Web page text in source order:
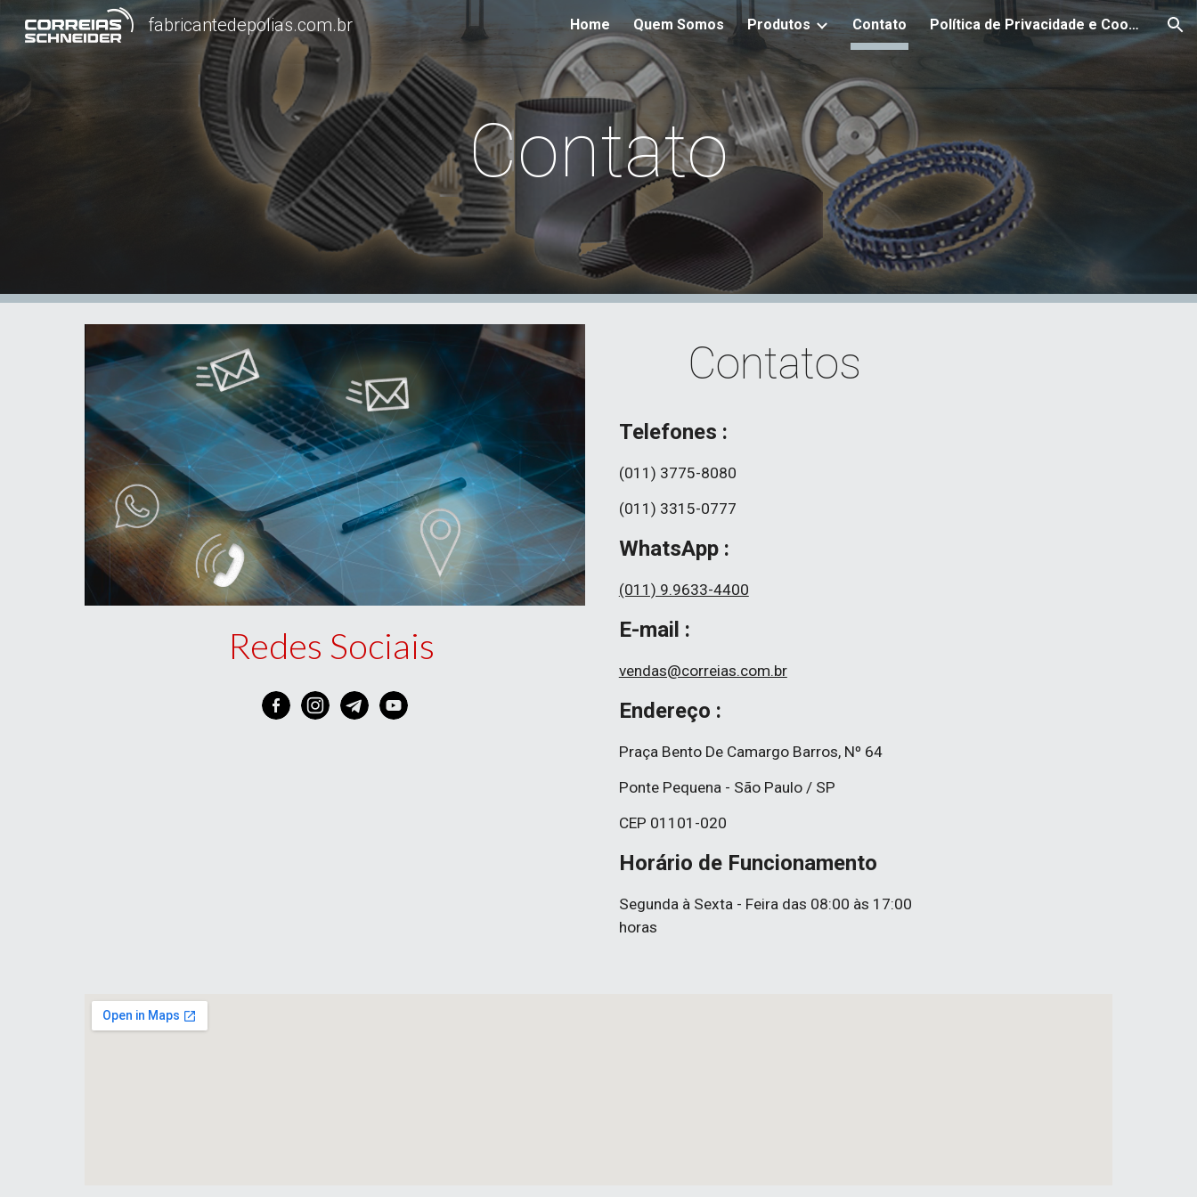
Skip to main content Skip to navigation
fabricantedepolias.com.br Home Quem Somos Produtos Contato Política de Privacidade e Cookies
Contato
Redes Sociais
Contatos
Telefones :
(011) 3775-8080
(011) 3315-0777
WhatsApp :
(011) 9.9633-4400
E-mail :
vendas@correias.com.br
Endereço :
Praça Bento De Camargo Barros, Nº 64
Ponte Pequena - São Paulo / SP
CEP 01101-020
Horário de Funcionamento
Segunda à Sexta - Feira das 08:00 às 17:00
horas